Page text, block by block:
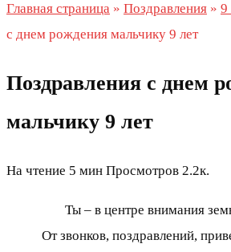
Главная страница » Поздравления » 9
с днем рождения мальчику 9 лет
Поздравления с днем
мальчику 9 лет
На чтение 5 мин Просмотров 2.2к.
Ты – в центре внимания
От звонков, поздравлений,